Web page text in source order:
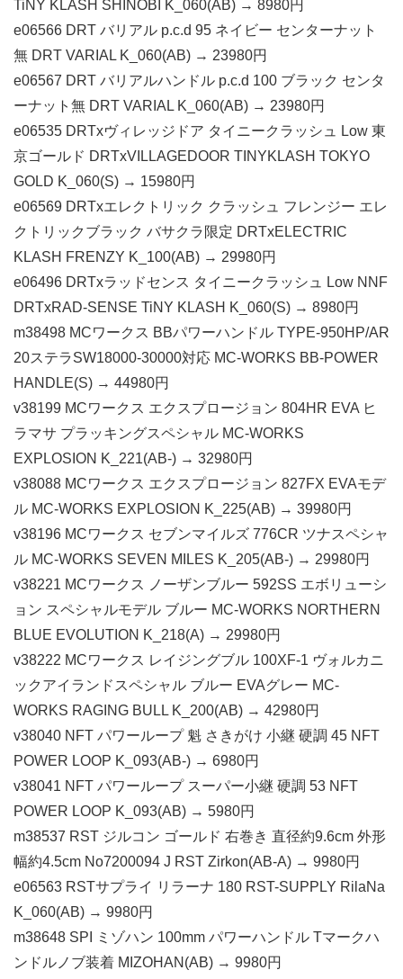
TiNY KLASH SHINOBI K_060(AB) → 8980円
e06566 DRT バリアル p.c.d 95 ネイビー センターナット
無 DRT VARIAL K_060(AB) → 23980円
e06567 DRT バリアルハンドル p.c.d 100 ブラック センタ
ーナット無 DRT VARIAL K_060(AB) → 23980円
e06535 DRTxヴィレッジドア タイニークラッシュ Low 東
京ゴールド DRTxVILLAGEDOOR TINYKLASH TOKYO
GOLD K_060(S) → 15980円
e06569 DRTxエレクトリック クラッシュ フレンジー エレ
クトリックブラック バサクラ限定 DRTxELECTRIC
KLASH FRENZY K_100(AB) → 29980円
e06496 DRTxラッドセンス タイニークラッシュ Low NNF
DRTxRAD-SENSE TiNY KLASH K_060(S) → 8980円
m38498 MCワークス BBパワーハンドル TYPE-950HP/AR
20ステラSW18000-30000対応 MC-WORKS BB-POWER
HANDLE(S) → 44980円
v38199 MCワークス エクスプロージョン 804HR EVA ヒ
ラマサ プラッキングスペシャル MC-WORKS
EXPLOSION K_221(AB-) → 32980円
v38088 MCワークス エクスプロージョン 827FX EVAモデ
ル MC-WORKS EXPLOSION K_225(AB) → 39980円
v38196 MCワークス セブンマイルズ 776CR ツナスペシャ
ル MC-WORKS SEVEN MILES K_205(AB-) → 29980円
v38221 MCワークス ノーザンブルー 592SS エボリューシ
ョン スペシャルモデル ブルー MC-WORKS NORTHERN
BLUE EVOLUTION K_218(A) → 29980円
v38222 MCワークス レイジングブル 100XF-1 ヴォルカニ
ックアイランドスペシャル ブルー EVAグレー MC-
WORKS RAGING BULL K_200(AB) → 42980円
v38040 NFT パワーループ 魁 さきがけ 小継 硬調 45 NFT
POWER LOOP K_093(AB-) → 6980円
v38041 NFT パワーループ スーパー小継 硬調 53 NFT
POWER LOOP K_093(AB) → 5980円
m38537 RST ジルコン ゴールド 右巻き 直径約9.6cm 外形
幅約4.5cm No7200094 J RST Zirkon(AB-A) → 9980円
e06563 RSTサプライ リラーナ 180 RST-SUPPLY RilaNa
K_060(AB) → 9980円
m38648 SPI ミゾハン 100mm パワーハンドル Tマークハ
ンドルノブ装着 MIZOHAN(AB) → 9980円